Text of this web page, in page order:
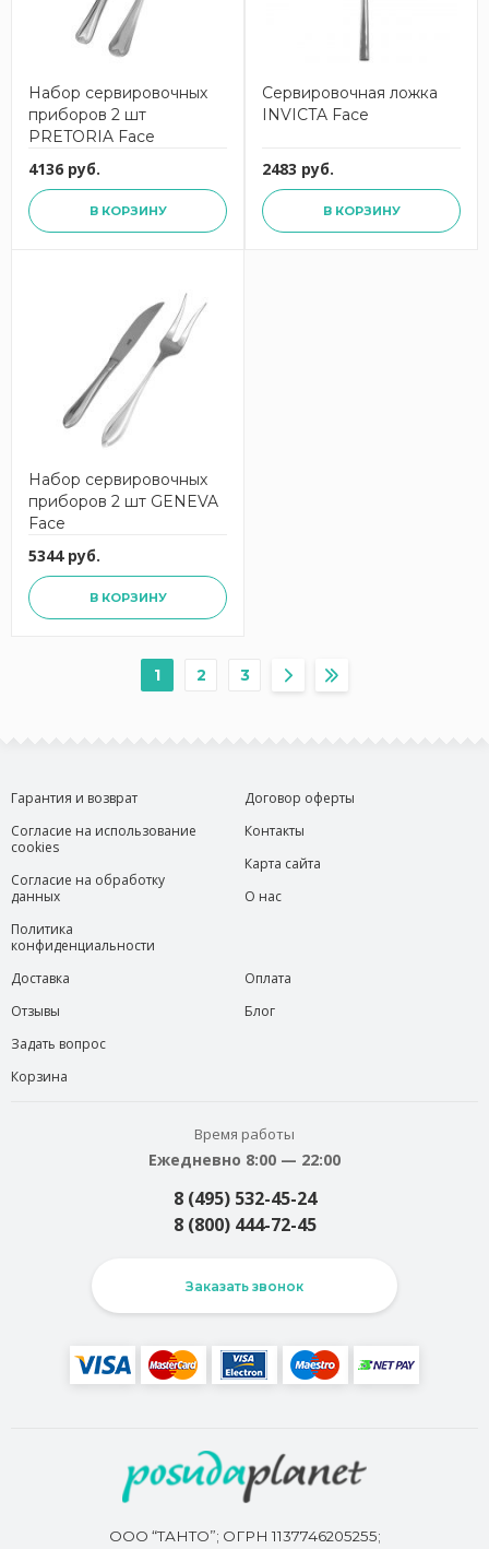
Набор сервировочных
приборов 2 шт
PRETORIA Face
4136 руб.
В КОРЗИНУ
Сервировочная ложка
INVICTA Face
2483 руб.
В КОРЗИНУ
Набор сервировочных
приборов 2 шт GENEVA
Face
5344 руб.
В КОРЗИНУ
1 2 3
Гарантия и возврат
Согласие на использование
cookies
Согласие на обработку
данных
Политика
конфиденциальности
Договор оферты
Контакты
Карта сайта
О нас
Доставка
Отзывы
Задать вопрос
Корзина
Оплата
Блог
Время работы
Ежедневно 8:00 — 22:00
8 (495) 532-45-24
8 (800) 444-72-45
Заказать звонок
ООО “ТАНТО”; ОГРН 1137746205255;